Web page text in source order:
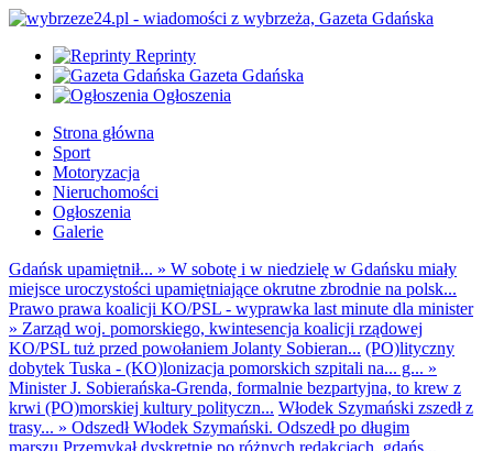
Reprinty
Gazeta Gdańska
Ogłoszenia
Strona główna
Sport
Motoryzacja
Nieruchomości
Ogłoszenia
Galerie
Gdańsk upamiętnił... » W sobotę i w niedzielę w Gdańsku miały
miejsce uroczystości upamiętniające okrutne zbrodnie na polsk...
Prawo prawa koalicji KO/PSL - wyprawka last minute dla minister
» Zarząd woj. pomorskiego, kwintesencja koalicji rządowej
KO/PSL tuż przed powołaniem Jolanty Sobieran... (PO)lityczny
dobytek Tuska - (KO)lonizacja pomorskich szpitali na... g... »
Minister J. Sobierańska-Grenda, formalnie bezpartyjna, to krew z
krwi (PO)morskiej kultury polityczn... Włodek Szymański zszedł z
trasy... » Odszedł Włodek Szymański. Odszedł po długim
marszu.Przemykał dyskretnie po różnych redakcjach, gdańs...